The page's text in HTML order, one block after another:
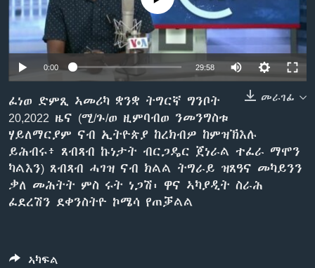
ቂሔ ጽልሚ
ቋንቋታት
0:00 29:58
መራገፊ
ፈነወ ድምጺ ኣመሪካ ቋንቋ ትግርኛ ግንቦት
20,2022 ዜና (ሚ/ጉ/ወ ዚምባብወ ንመንግስቱ
ሃይለማርያም ናብ ኢትዮጵያ ከረክብዎ ከምዝኽእሉ
ይሕብሩ፥ ጸብጻብ ኩነታት ብርጋዴር ጀነራል ተፈራ ማሞን
ካልእን) ጸብጻብ ሓገዝ ናብ ክልል ትግራይ ዝጸዓና መካይንን
ቃለ መሕትት ምስ ሩት ነጋሽ፡ ዋና ኣካያዲት ስራሕ
ፈደረሽን ደቀንስትዮ ኮሜሳ የጠቓልል
ኣካፍል